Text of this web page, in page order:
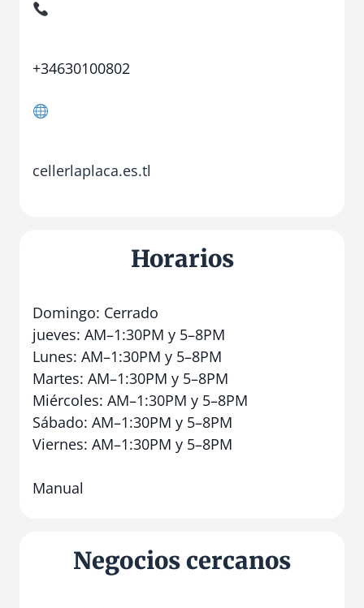
+34630100802
cellerlaplaca.es.tl
Horarios
Domingo: Cerrado
jueves: AM–1:30PM y 5–8PM
Lunes: AM–1:30PM y 5–8PM
Martes: AM–1:30PM y 5–8PM
Miércoles: AM–1:30PM y 5–8PM
Sábado: AM–1:30PM y 5–8PM
Viernes: AM–1:30PM y 5–8PM
Manual
Negocios cercanos